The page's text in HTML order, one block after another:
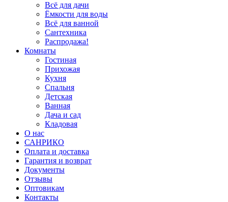
Всё для дачи
Ёмкости для воды
Всё для ванной
Сантехника
Распродажа!
Комнаты
Гостиная
Прихожая
Кухня
Спальня
Детская
Ванная
Дача и сад
Кладовая
О нас
САНРИКО
Оплата и доставка
Гарантия и возврат
Документы
Отзывы
Оптовикам
Контакты